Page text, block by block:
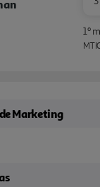
1º
Marketing